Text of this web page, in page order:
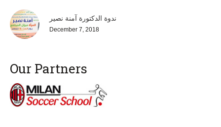
ندوة الدكتورة آمنة نصير
December 7, 2018
Our Partners